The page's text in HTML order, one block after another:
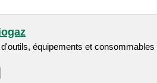
équipements et